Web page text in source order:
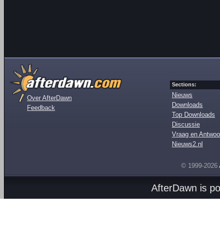
Over AfterDawn
Feedback
Sections:
Nieuws
Downloads
Top Downloads
Discussie
Vraag en
Nieuws2.nl
© 1999-2026
AfterDawn is